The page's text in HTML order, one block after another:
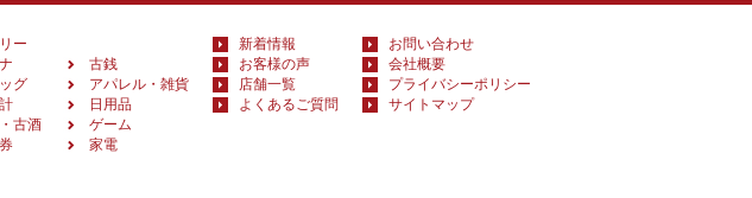
ー
グ
古酒
古銭
アパレル・雑貨
日用品
ゲーム
家電
新着情報
お客様の声
店舗一覧
よくあるご質問
お問い合わせ
会社概要
プライバシーポリシー
サイトマップ